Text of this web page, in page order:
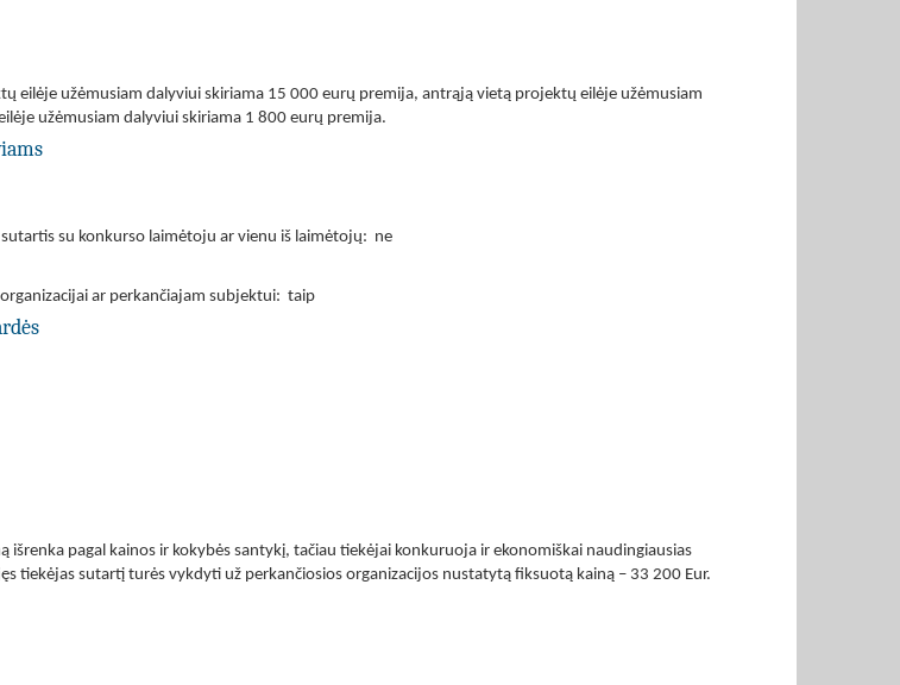
eilėje užėmusiam dalyviui skiriama 15 000 eurų premija, antrąją vietą projektų eilėje užėmusiam
užėmusiam dalyviui skiriama 1 800 eurų premija.
su konkurso laimėtoju ar vienu iš laimėtojų: ne
ar perkančiajam subjektui: taip
išrenka pagal kainos ir kokybės santykį, tačiau tiekėjai konkuruoja ir ekonomiškai naudingiausias
tiekėjas sutartį turės vykdyti už perkančiosios organizacijos nustatytą fiksuotą kainą – 33 200 Eur.